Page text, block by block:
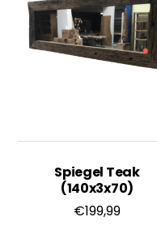
Spiegel Teak
(140x3x70)
€199,99